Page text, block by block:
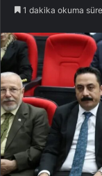
1 dakika okuma